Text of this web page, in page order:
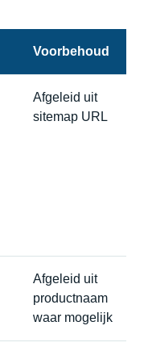
Voorbehoud
Afgeleid uit
sitemap URL
Afgeleid uit
productnaam
waar mogelijk